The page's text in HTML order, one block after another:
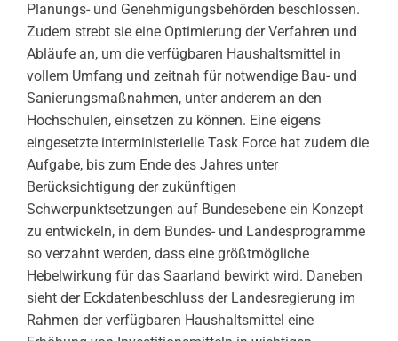
Planungs- und Genehmigungsbehörden beschlossen.
Zudem strebt sie eine Optimierung der Verfahren und
Abläufe an, um die verfügbaren Haushaltsmittel in
vollem Umfang und zeitnah für notwendige Bau- und
Sanierungsmaßnahmen, unter anderem an den
Hochschulen, einsetzen zu können. Eine eigens
eingesetzte interministerielle Task Force hat zudem die
Aufgabe, bis zum Ende des Jahres unter
Berücksichtigung der zukünftigen
Schwerpunktsetzungen auf Bundesebene ein Konzept
zu entwickeln, in dem Bundes- und Landesprogramme
so verzahnt werden, dass eine größtmögliche
Hebelwirkung für das Saarland bewirkt wird. Daneben
sieht der Eckdatenbeschluss der Landesregierung im
Rahmen der verfügbaren Haushaltsmittel eine